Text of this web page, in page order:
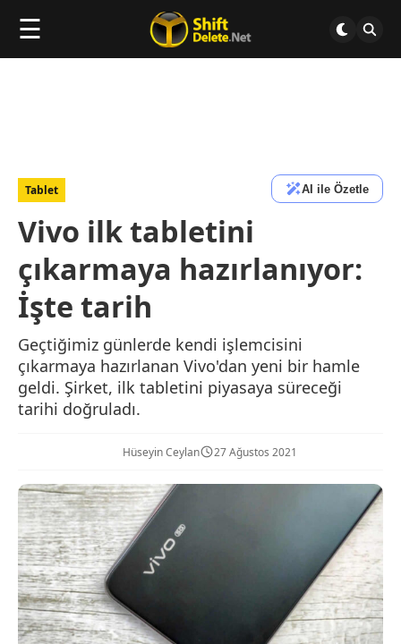
☰
Tablet AI ile Özetle
Vivo ilk tabletini
çıkarmaya hazırlanıyor:
İşte tarih
Geçtiğimiz günlerde kendi işlemcisini
çıkarmaya hazırlanan Vivo'dan yeni bir hamle
geldi. Şirket, ilk tabletini piyasaya süreceği
tarihi doğruladı.
Hüseyin Ceylan 27 Ağustos 2021